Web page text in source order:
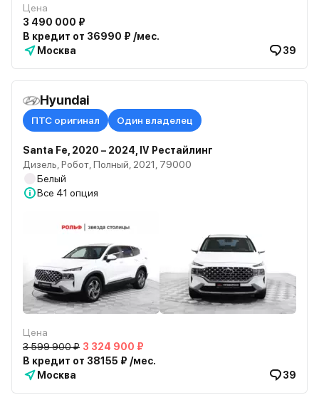
Цена
3 490 000 ₽
В кредит от 36990 ₽ /мес.
Москва
39
Hyundai
ПТС оригинал Один владелец
Santa Fe, 2020 – 2024, IV Рестайлинг
Дизель, Робот, Полный, 2021, 79000
Белый
Все 41 опция
Цена
3 599 900 ₽ 3 324 900 ₽
В кредит от 38155 ₽ /мес.
Москва
39